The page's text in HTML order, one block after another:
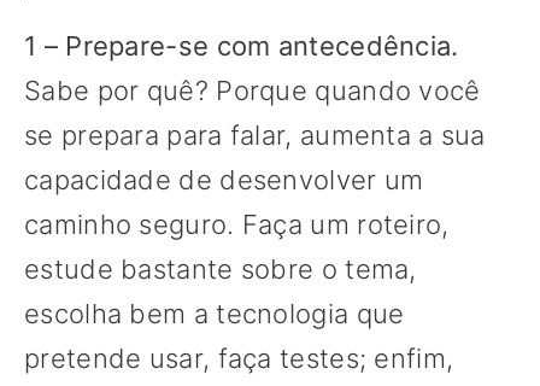
1 – Prepare-se com antecedência.
Sabe por quê? Porque quando você
se prepara para falar, aumenta a sua
capacidade de desenvolver um
caminho seguro. Faça um roteiro,
estude bastante sobre o tema,
escolha bem a tecnologia que
pretende usar, faça testes; enfim,